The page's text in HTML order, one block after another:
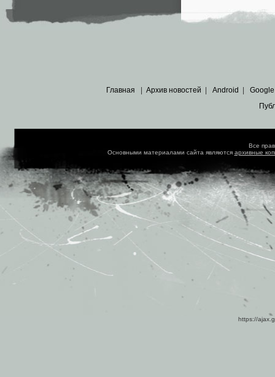
Главная Архив новостей Android Google
Все
Основными материалами сайта являются архивные
https://